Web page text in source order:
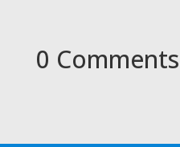
0 Comments